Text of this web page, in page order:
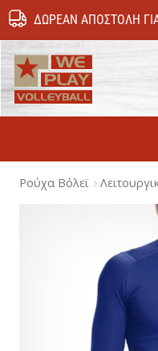
ΔΩΡΕΆΝ ΑΠΟΣΤΟΛΉ
Ρούχα Βόλεϊ